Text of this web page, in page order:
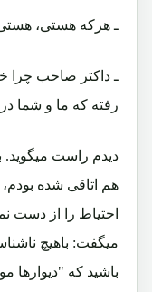
ـ هرکه هستی،
ـ داکتر صاحب چرا
رفته که ما و شما
دیدم راست میگوید.
هم اتاقی شده
احتیاط را از دست
میگفت: باهیچ
باشید که